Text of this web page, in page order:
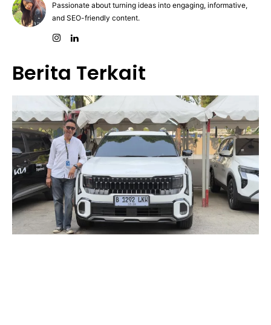
Passionate about turning ideas into engaging, informative,
and SEO-friendly content.
Berita Terkait